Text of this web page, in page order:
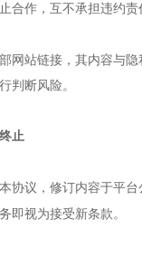
合作，互不承担违约责
网站链接，其内容与
判断风险。
止
协议，修订内容于平台
即视为接受新条款。